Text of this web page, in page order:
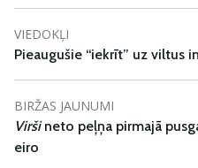
VIEDOKĻI
Pieaugušie “iekrīt” uz viltus
BIRŽAS JAUNUMI
Viršineto peļņa pirmajā
eiro